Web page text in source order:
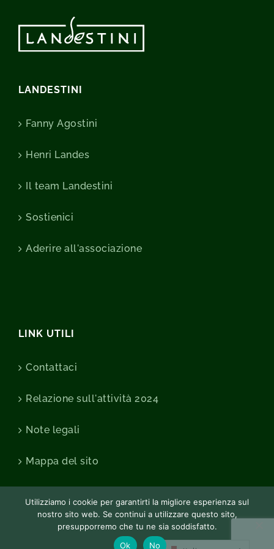
LANDESTINI
Fanny Agostini
Henri Landes
Il team Landestini
Sostienici
Aderire all'associazione
LINK UTILI
Contattaci
Relazione sull'attività 2024
Note legali
Mappa del sito
Utilizziamo i cookie per garantirti la migliore esperienza sul
nostro sito web. Se continui a utilizzare questo sito,
presupporremo che tu ne sia soddisfatto.
Ok
No